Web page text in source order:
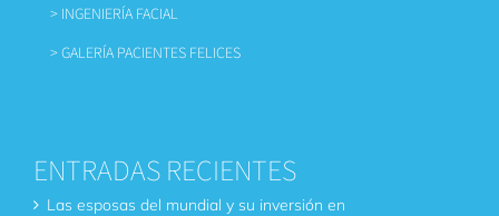
ENTRADAS RECIENTES
Las esposas del mundial y su inversión en
> INGENIERÍA FACIAL
> GALERÍA PACIENTES FELICES